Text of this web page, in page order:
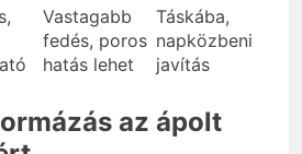
Vastagabb
fedés, poros
hatás lehet
Táskába,
napközbeni
javítás
az ápolt